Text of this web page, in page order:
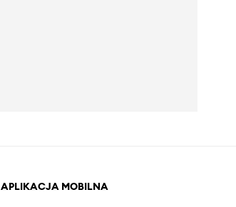
APLIKACJA MOBILNA